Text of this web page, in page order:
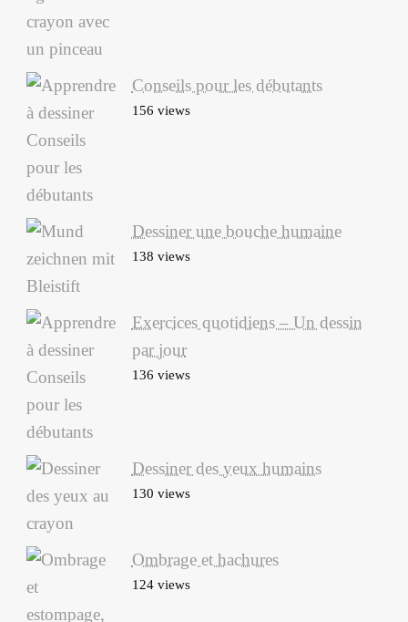
Conseils pour les débutants
156 views
Dessiner une bouche humaine
138 views
Exercices quotidiens – Un dessin
par jour
136 views
Dessiner des yeux humains
130 views
Ombrage et hachures
124 views